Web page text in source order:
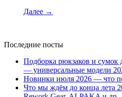
Далее →
Последние посты
Подборка рюкзаков и сумок
— универсальные модели
Новинки июля 2026 — что
Что мы ждём до конца лета